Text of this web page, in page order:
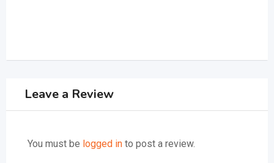
Leave a Review
You must be logged in to post a review.